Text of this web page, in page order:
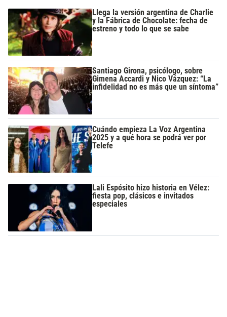
Llega la versión argentina de Charlie
y la Fábrica de Chocolate: fecha de
estreno y todo lo que se sabe
Santiago Girona, psicólogo, sobre
Gimena Accardi y Nico Vázquez: “La
infidelidad no es más que un síntoma”
Cuándo empieza La Voz Argentina
2025 y a qué hora se podrá ver por
Telefe
Lali Espósito hizo historia en Vélez:
fiesta pop, clásicos e invitados
especiales